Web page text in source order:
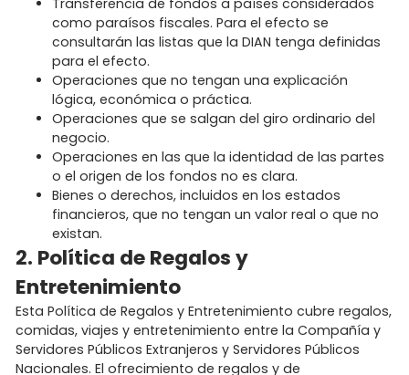
como paraísos fiscales. Para el efecto se
consultarán las listas que la DIAN tenga definidas
para el efecto.
Operaciones que no tengan una explicación
lógica, económica o práctica.
Operaciones que se salgan del giro ordinario del
negocio.
Operaciones en las que la identidad de las partes
o el origen de los fondos no es clara.
Bienes o derechos, incluidos en los estados
financieros, que no tengan un valor real o que no
existan.
2. Política de Regalos y
Entretenimiento
Esta Política de Regalos y Entretenimiento cubre regalos,
comidas, viajes y entretenimiento entre la Compañía y
Servidores Públicos Extranjeros y Servidores Públicos
Nacionales. El ofrecimiento de regalos y de